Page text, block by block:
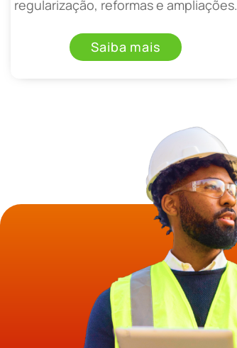
regularização, reformas e ampliações.
Saiba mais